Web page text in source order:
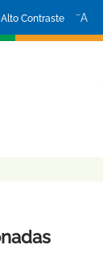
Alto Contraste −A